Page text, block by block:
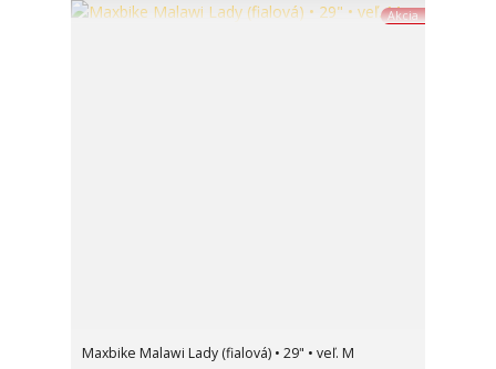
Akcia
Maxbike Malawi Lady (fialová) • 29" • veľ. M